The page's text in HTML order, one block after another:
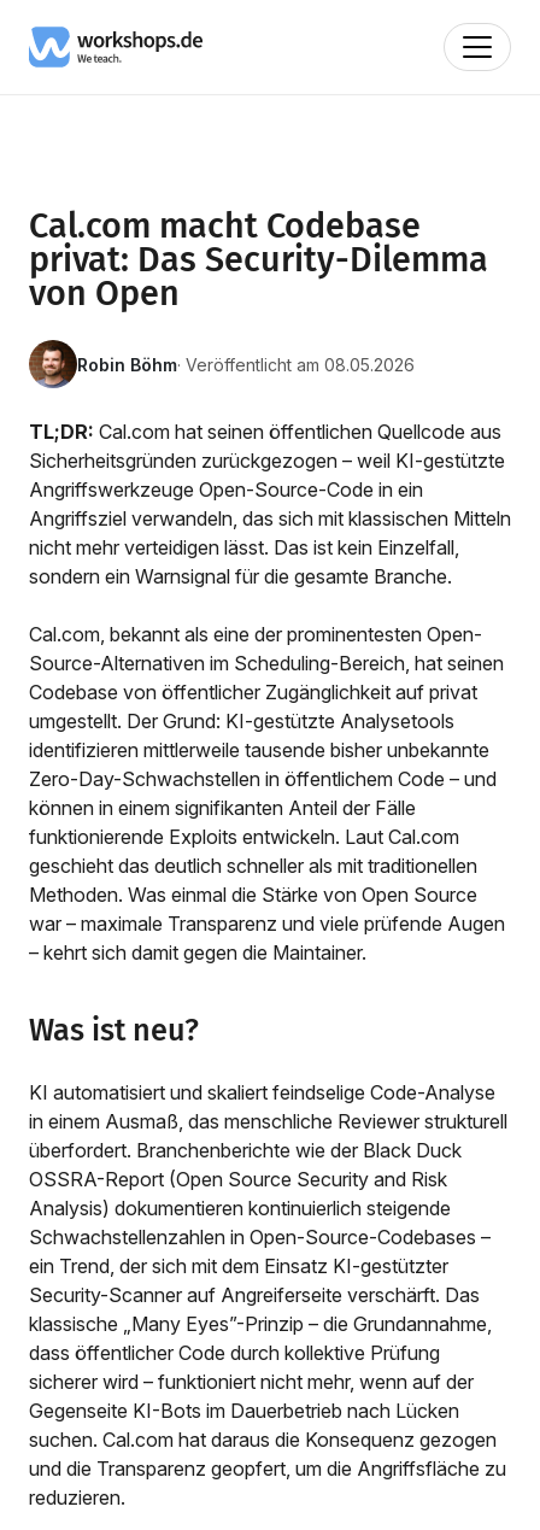
Cal.com macht Codebase
privat: Das Security-Dilemma
von Open
Robin Böhm· Veröffentlicht am 08.05.2026
TL;DR: Cal.com hat seinen öffentlichen Quellcode aus
Sicherheitsgründen zurückgezogen – weil KI-gestützte
Angriffswerkzeuge Open-Source-Code in ein
Angriffsziel verwandeln, das sich mit klassischen Mitteln
nicht mehr verteidigen lässt. Das ist kein Einzelfall,
sondern ein Warnsignal für die gesamte Branche.
Cal.com, bekannt als eine der prominentesten Open-
Source-Alternativen im Scheduling-Bereich, hat seinen
Codebase von öffentlicher Zugänglichkeit auf privat
umgestellt. Der Grund: KI-gestützte Analysetools
identifizieren mittlerweile tausende bisher unbekannte
Zero-Day-Schwachstellen in öffentlichem Code – und
können in einem signifikanten Anteil der Fälle
funktionierende Exploits entwickeln. Laut Cal.com
geschieht das deutlich schneller als mit traditionellen
Methoden. Was einmal die Stärke von Open Source
war – maximale Transparenz und viele prüfende Augen
– kehrt sich damit gegen die Maintainer.
Was ist neu?
KI automatisiert und skaliert feindselige Code-Analyse
in einem Ausmaß, das menschliche Reviewer strukturell
überfordert. Branchenberichte wie der Black Duck
OSSRA-Report (Open Source Security and Risk
Analysis) dokumentieren kontinuierlich steigende
Schwachstellenzahlen in Open-Source-Codebases –
ein Trend, der sich mit dem Einsatz KI-gestützter
Security-Scanner auf Angreiferseite verschärft. Das
klassische „Many Eyes”-Prinzip – die Grundannahme,
dass öffentlicher Code durch kollektive Prüfung
sicherer wird – funktioniert nicht mehr, wenn auf der
Gegenseite KI-Bots im Dauerbetrieb nach Lücken
suchen. Cal.com hat daraus die Konsequenz gezogen
und die Transparenz geopfert, um die Angriffsfläche zu
reduzieren.